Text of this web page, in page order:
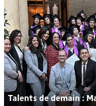
Talents de demain :